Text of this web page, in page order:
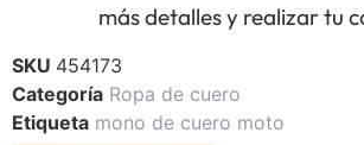
más detalles y realizar tu
SKU 454173
Categoría Ropa de cuero
Etiqueta mono de cuero moto